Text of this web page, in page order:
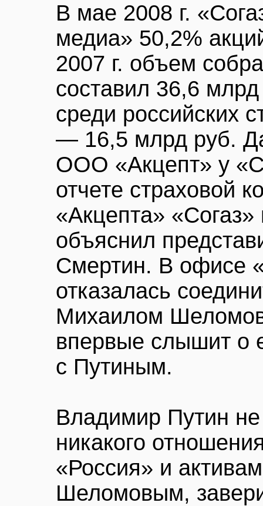
В мае 2008 г.
медиа» 50,2%
2007 г. объем
составил 36,6
среди российских
— 16,5 млрд руб.
ООО «Акцепт» у
отчете страховой
«Акцепта» «Согаз»
объяснил
Смертин. В офисе
отказалась
Михаилом
впервые слышит о
с Путиным.
Владимир Путин
никакого
«Россия» и
Шеломовым,